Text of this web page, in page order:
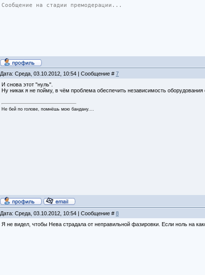
Сообщение на стадии премодерации...
Дата: Среда, 03.10.2012, 10:54 | Сообщение # 7
И снова этот "нуль".
Ну никак я не пойму, в чём проблема обеспечить независимость оборудования
Не бей по голове, помнёшь мою бандану....
Дата: Среда, 03.10.2012, 10:54 | Сообщение # 8
Я не видел, чтобы Нева страдала от неправильной фазировки. Если ноль на